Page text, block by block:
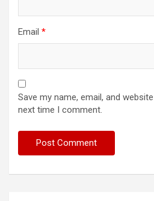
Email *
Save my name, email, and
next time I comment.